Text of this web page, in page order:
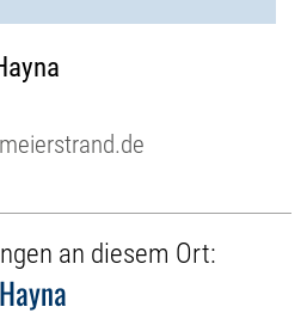
an diesem Ort: